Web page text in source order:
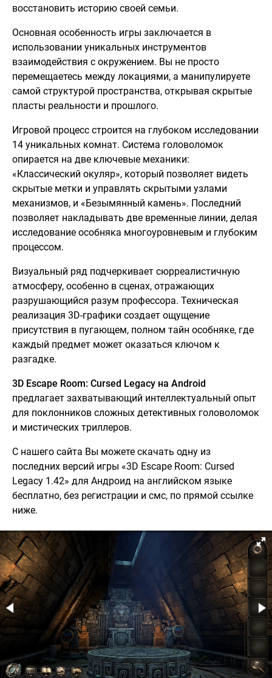
восстановить историю своей семьи.
Основная особенность игры заключается в
использовании уникальных инструментов
взаимодействия с окружением. Вы не просто
перемещаетесь между локациями, а манипулируете
самой структурой пространства, открывая скрытые
пласты реальности и прошлого.
Игровой процесс строится на глубоком исследовании
14 уникальных комнат. Система головоломок
опирается на две ключевые механики:
«Классический окуляр», который позволяет видеть
скрытые метки и управлять скрытыми узлами
механизмов, и «Безымянный камень». Последний
позволяет накладывать две временные линии, делая
исследование особняка многоуровневым и глубоким
процессом.
Визуальный ряд подчеркивает сюрреалистичную
атмосферу, особенно в сценах, отражающих
разрушающийся разум профессора. Техническая
реализация 3D-графики создает ощущение
присутствия в пугающем, полном тайн особняке, где
каждый предмет может оказаться ключом к
разгадке.
3D Escape Room: Cursed Legacy на Android
предлагает захватывающий интеллектуальный опыт
для поклонников сложных детективных головоломок
и мистических триллеров.
С нашего сайта Вы можете скачать одну из
последних версий игры «3D Escape Room: Cursed
Legacy 1.42» для Андроид на английском языке
бесплатно, без регистрации и смс, по прямой ссылке
ниже.